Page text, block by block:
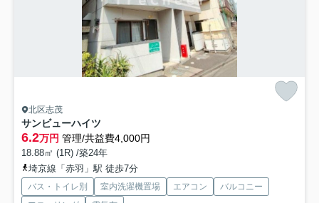
北区志茂
サンビューハイツ
6.2万円 管理/共益費4,000円
18.88㎡ (1R) /築24年
埼京線「赤羽」駅 徒歩7分
バス・トイレ別 室内洗濯機置場 エアコン
バルコニー